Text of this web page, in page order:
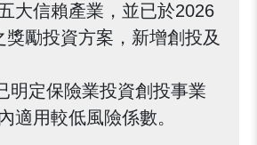
大信賴產業，並已於2026
獎勵投資方案，新增創投及
明定保險業投資創投事業
適用較低風險係數。